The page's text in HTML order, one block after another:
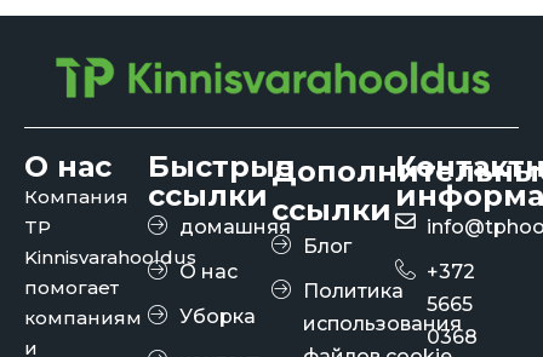
О нас
Компания
TP
Kinnisvarahooldus
помогает
компаниям
и
Быстрые
ссылки
домашняя
О нас
Уборка
ссылки
Блог
Политика
использования
+372
5665
0368